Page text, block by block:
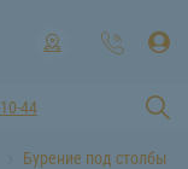
44
Бурение под столбы